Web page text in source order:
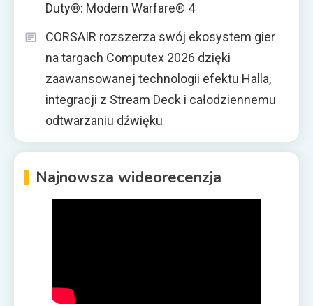
Duty®: Modern Warfare® 4
CORSAIR rozszerza swój ekosystem gier
na targach Computex 2026 dzięki
zaawansowanej technologii efektu Halla,
integracji z Stream Deck i całodziennemu
odtwarzaniu dźwięku
Najnowsza wideorecenzja